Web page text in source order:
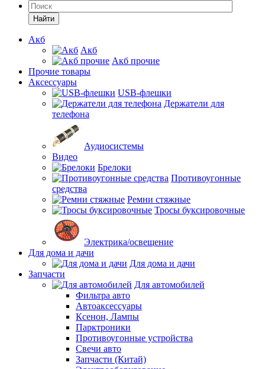
Найти
Акб
Акб
Акб прочие
Прочие товары
Аксессуары
USB-флешки
Держатели для
телефона
Аудиосистемы
Видео
Брелоки
Противоугонные
средства
Ремни стяжные
Тросы буксировочные
Электрика/освещение
Для дома и дачи
Для дома и дачи
Запчасти
Для автомобилей
Фильтра авто
Автоаксессуары
Ксенон, Лампы
Парктроники
Противоугонные устройства
Свечи авто
Запчасти (Китай)